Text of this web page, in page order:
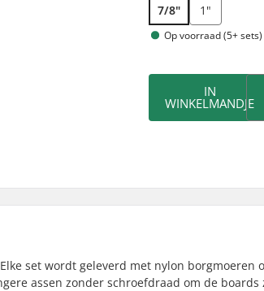
7/8" 1"
Op voorraad (5+ sets)
IN
WINKELMANDJE
set wordt geleverd met nylon borgmoeren
assen zonder schroefdraad om de boards